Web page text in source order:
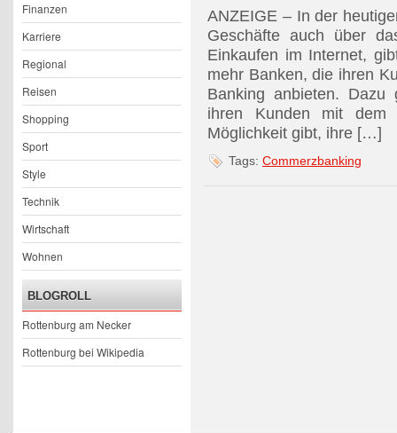
Finanzen
Karriere
Regional
Reisen
Shopping
Sport
Style
Technik
Wirtschaft
Wohnen
BLOGROLL
Rottenburg am Necker
Rottenburg bei Wikipedia
ANZEIGE – In der
Geschäfte auch über
Einkaufen im Internet,
mehr Banken, die ihren
Banking anbieten.
ihren Kunden mit dem
Möglichkeit gibt, ihre […]
Tags: Commerzbanking